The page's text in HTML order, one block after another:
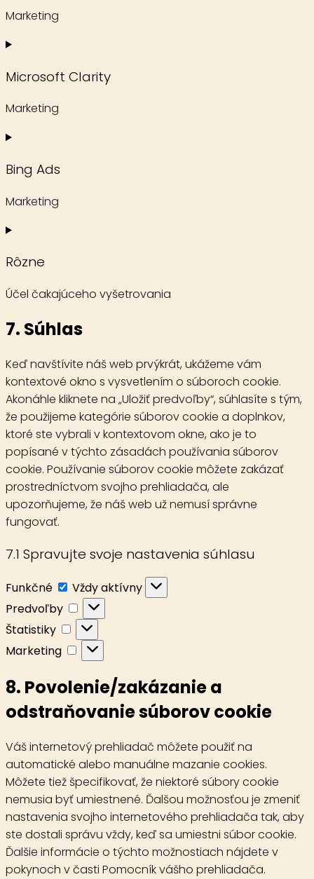
Marketing
Consent
service
adsense
Microsoft Clarity
Marketing
Consent
service
clarity
Bing Ads
Marketing
Consent
service
ads
Rôzne
Účel čakajúceho vyšetrovania
Consent
to
service
rôzne
7. Súhlas
Keď navštívite náš web prvýkrát, ukážeme vám
kontextové okno s vysvetlením o súboroch cookie.
Akonáhle kliknete na „Uložiť predvoľby“, súhlasíte s tým,
že použijeme kategórie súborov cookie a doplnkov,
ktoré ste vybrali v kontextovom okne, ako je to
popísané v týchto zásadách používania súborov
cookie. Používanie súborov cookie môžete zakázať
prostredníctvom svojho prehliadača, ale
upozorňujeme, že náš web už nemusí správne
fungovať.
7.1 Spravujte svoje nastavenia súhlasu
Funkčné Funkčné
Vždy aktívny
Predvoľby
Predvoľby
Štatistiky
Štatistiky
Marketing
Marketing
8. Povolenie/zakázanie a
odstraňovanie súborov cookie
Váš internetový prehliadač môžete použiť na
automatické alebo manuálne mazanie cookies.
Môžete tiež špecifikovať, že niektoré súbory cookie
nemusia byť umiestnené. Ďalšou možnosťou je zmeniť
nastavenia svojho internetového prehliadača tak, aby
ste dostali správu vždy, keď sa umiestni súbor cookie.
Ďalšie informácie o týchto možnostiach nájdete v
pokynoch v časti Pomocník vášho prehliadača.